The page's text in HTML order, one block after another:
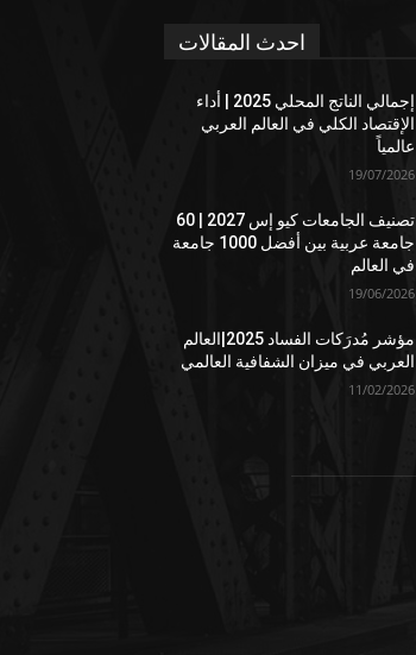
احدث المقالات
إجمالي الناتج المحلي 2025 | أداء
الإقتصاد الكلي في العالم العربي
عالمياً
19/07/2026
تصنيف الجامعات كيو إس 2027 | 60
جامعة عربية بين أفضل 1000 جامعة
في العالم
19/06/2026
مؤشر مُدرَكات الفساد 2025|العالم
العربي في ميزان الشفافية العالمي
11/02/2026